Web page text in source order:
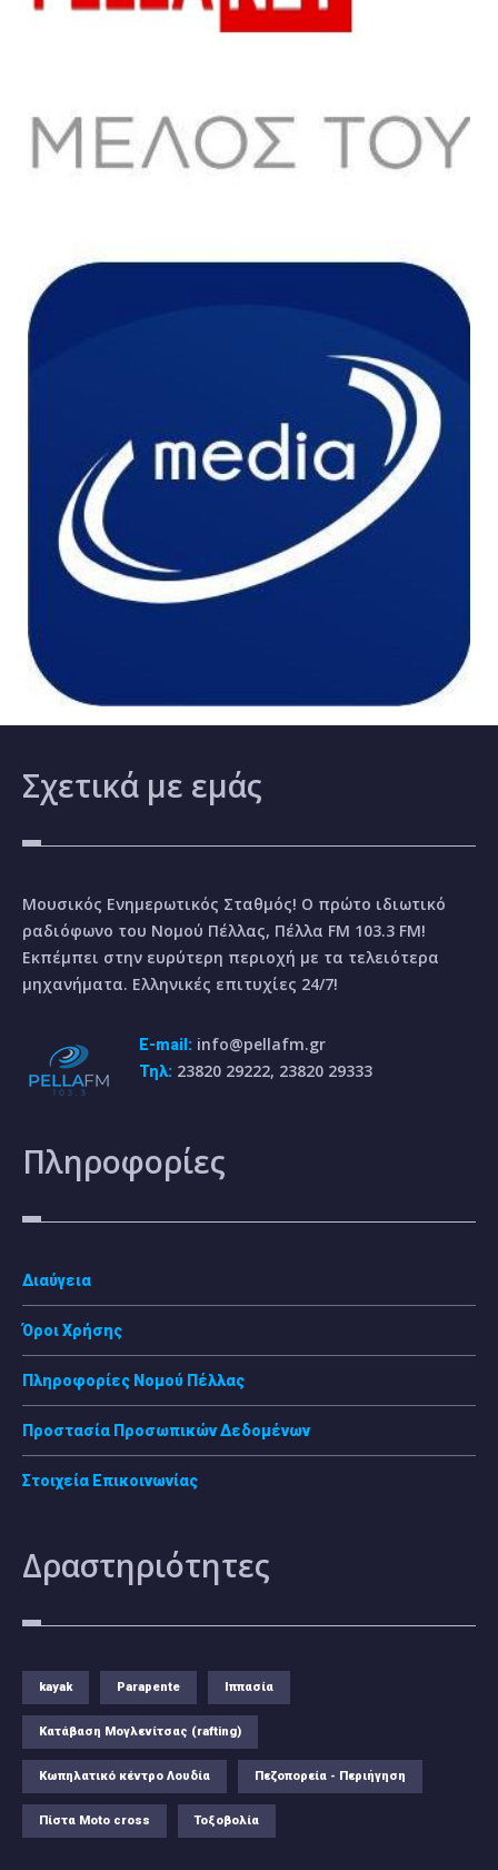
Σχετικά με εμάς
Μουσικός Ενημερωτικός Σταθμός! Ο πρώτο ιδιωτικό
ραδιόφωνο του Νομού Πέλλας, Πέλλα FM 103.3 FM!
Εκπέμπει στην ευρύτερη περιοχή με τα τελειότερα
μηχανήματα. Ελληνικές επιτυχίες 24/7!
E-mail: info@pellafm.gr
Τηλ: 23820 29222, 23820 29333
Πληροφορίες
Διαύγεια
Όροι Χρήσης
Πληροφορίες Νομού Πέλλας
Προστασία Προσωπικών Δεδομένων
Στοιχεία Επικοινωνίας
Δραστηριότητες
kayak Parapente Ιππασία
Κατάβαση Μογλενίτσας (rafting)
Κωπηλατικό κέντρο Λουδία Πεζοπορεία - Περιήγηση
Πίστα Moto cross Τοξοβολία